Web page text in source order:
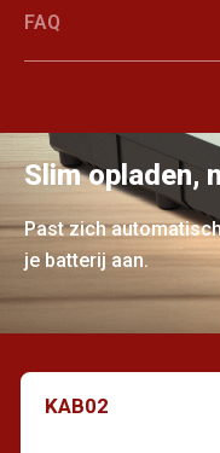
FAQ
Slim opladen,
Past zich
je batterij aan.
KAB02